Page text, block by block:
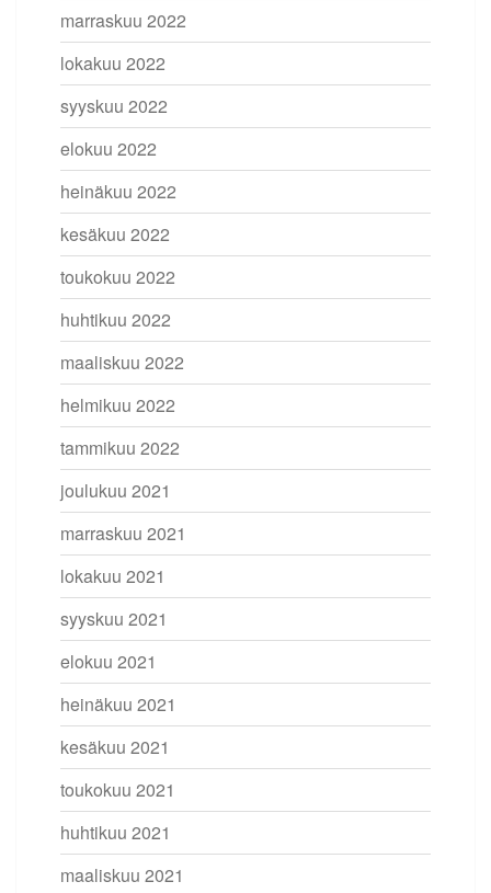
marraskuu 2022
lokakuu 2022
syyskuu 2022
elokuu 2022
heinäkuu 2022
kesäkuu 2022
toukokuu 2022
huhtikuu 2022
maaliskuu 2022
helmikuu 2022
tammikuu 2022
joulukuu 2021
marraskuu 2021
lokakuu 2021
syyskuu 2021
elokuu 2021
heinäkuu 2021
kesäkuu 2021
toukokuu 2021
huhtikuu 2021
maaliskuu 2021